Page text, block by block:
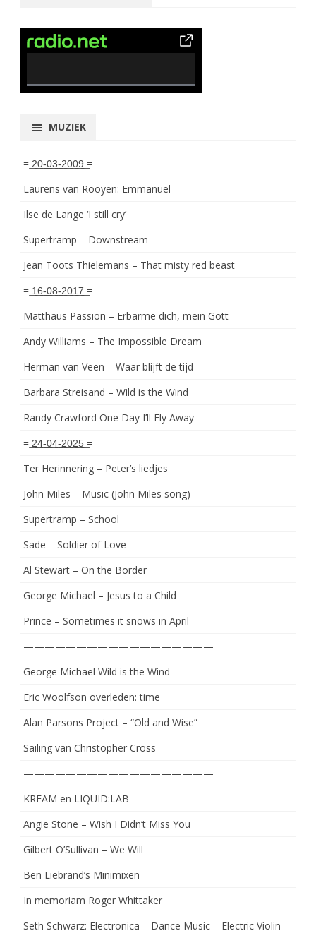
0% Complete
MUZIEK
= ͟2͟0͟-͟0͟3͟-͟2͟0͟0͟9͟ =
Laurens van Rooyen: Emmanuel
Ilse de Lange ‘I still cry’
Supertramp – Downstream
Jean Toots Thielemans – That misty red beast
= ͟1͟6͟-͟0͟8͟-͟2͟0͟1͟7͟ =
Matthäus Passion – Erbarme dich, mein Gott
Andy Williams – The Impossible Dream
Herman van Veen – Waar blijft de tijd
Barbara Streisand – Wild is the Wind
Randy Crawford One Day I’ll Fly Away
= ͟2͟4͟-͟0͟4͟-͟2͟0͟2͟5͟ =
Ter Herinnering – Peter’s liedjes
John Miles – Music (John Miles song)
Supertramp – School
Sade – Soldier of Love
Al Stewart – On the Border
George Michael – Jesus to a Child
Prince – Sometimes it snows in April
——————————————————
George Michael Wild is the Wind
Eric Woolfson overleden: time
Alan Parsons Project – “Old and Wise”
Sailing van Christopher Cross
——————————————————
KREAM en LIQUID:LAB
Angie Stone – Wish I Didn’t Miss You
Gilbert O’Sullivan – We Will
Ben Liebrand’s Minimixen
In memoriam Roger Whittaker
Seth Schwarz: Electronica – Dance Music – Electric Violin